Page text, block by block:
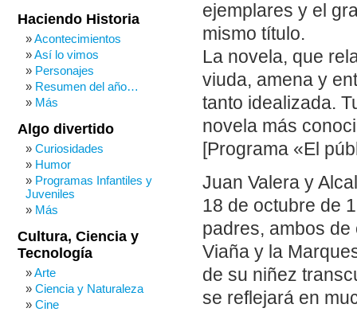
ejemplares y el
mismo título.
La novela, que
viuda, amena y
tanto idealizada.
novela más
[Programa «El
Juan Valera y
18 de octubre de
padres, ambos
Viaña y la
de su niñez
se reflejará en
Haciendo Historia
Acontecimientos
Así lo vimos
Personajes
Resumen del año…
Más
Algo divertido
Curiosidades
Humor
Programas Infantiles y
Juveniles
Más
Cultura, Ciencia y
Tecnología
Arte
Ciencia y Naturaleza
Cine